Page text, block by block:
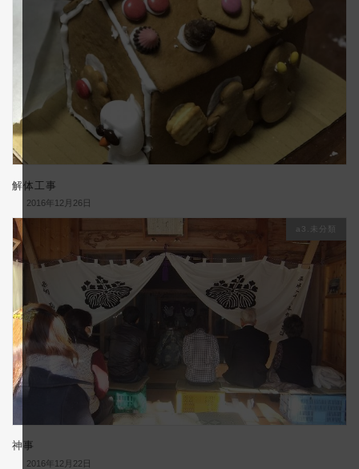
解体工事
2016年12月26日
a3.未分類
神事
2016年12月22日